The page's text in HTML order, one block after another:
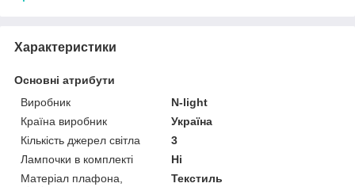
Характеристики
Основні атрибути
Виробник
N-light
Країна виробник
Україна
Кількість джерел світла
3
Лампочки в комплекті
Ні
Матеріал плафона,
Текстиль